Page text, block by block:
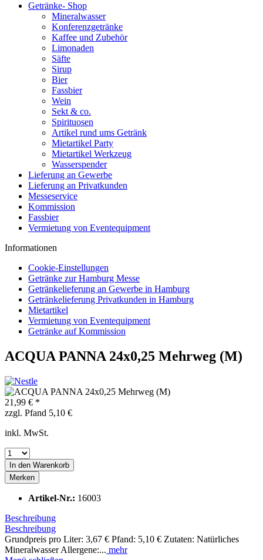
Getränke- Shop
Mineralwasser
Konferenzgetränke
Kaffee und Zubehör
Limonaden
Säfte
Sirup
Bier
Fassbier
Wein
Sekt & co.
Spirituosen
Artikel rund ums Getränk
Mietartikel Party
Mietartikel Werkzeug
Wasserspender
Lieferung an Gewerbe
Lieferung an Privatkunden
Messeservice
Kommission
Fassbier
Vermietung von Eventequipment
Informationen
Cookie-Einstellungen
Getränke zur Hamburg Messe
Getränkelieferung an Gewerbe in Hamburg
Getränkelieferung Privatkunden in Hamburg
Mietartikel
Vermietung von Eventequipment
Getränke auf Kommission
ACQUA PANNA 24x0,25 Mehrweg (M)
21,99 € *
zzgl. Pfand 5,10 €
inkl. MwSt.
In den Warenkorb
Merken
Artikel-Nr.: 16003
Beschreibung
Beschreibung
Grundpreis pro Liter: 3,67 € Pfand: 5,10 € Zutaten: Natürliches
Mineralwasser Allergene:... mehr